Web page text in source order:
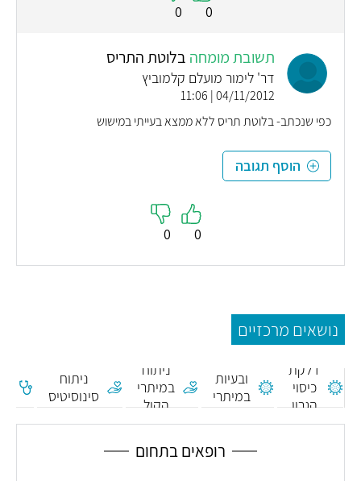
0
0
תשובת מומחה בלוטת התריס
דר' לימור מועלם קלמוביץ
04/11/2012 | 11:06
כפי שנכתב- בלוטת תריס ללא ממצא בעייתי במישוש
הוסף תגובה
0
0
נושאים מרכזיים
דלקת
כיסוי
הגרון
ובעיות
במיתרי
הקול
ניתוח
במיתרי
הקול
ניתוח
סינוסיטיס
רופאים בתחום